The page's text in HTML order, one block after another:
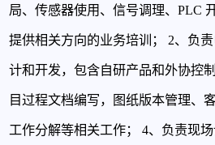
局、传感器使用、信号调理、PLC
提供相关方向的业务培训；2、负
计和开发，包含自研产品和外协控
目过程文档编写，图纸版本管理、
工作分解等相关工作；4、负责现